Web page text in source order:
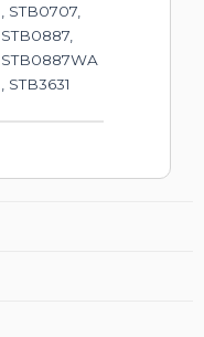
, STB0707,
STB0887,
STB0887WA
, STB3631